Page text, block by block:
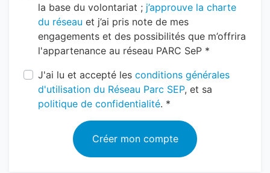
la base du volontariat ; j’approuve la charte
du réseau et j’ai pris note de mes
engagements et des possibilités que m’offrira
l'appartenance au réseau PARC SeP *
J'ai lu et accepté les conditions générales
d'utilisation du Réseau Parc SEP, et sa
politique de confidentialité. *
Créer mon compte